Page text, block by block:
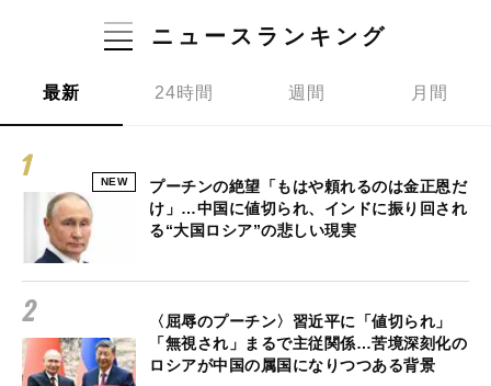
ニュースランキング
最新 24時間 週間 月間
NEW
プーチンの絶望「もはや頼れるのは金正恩だ
け」…中国に値切られ、インドに振り回され
る“大国ロシア”の悲しい現実
〈屈辱のプーチン〉習近平に「値切られ」
「無視され」まるで主従関係…苦境深刻化の
ロシアが中国の属国になりつつある背景